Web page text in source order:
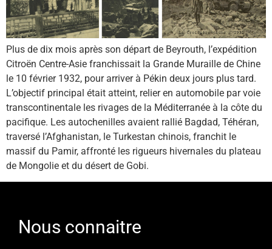
Plus de dix mois après son départ de Beyrouth, l’expédition
Citroën Centre-Asie franchissait la Grande Muraille de Chine
le 10 février 1932, pour arriver à Pékin deux jours plus tard.
L’objectif principal était atteint, relier en automobile par voie
transcontinentale les rivages de la Méditerranée à la côte du
pacifique. Les autochenilles avaient rallié Bagdad, Téhéran,
traversé l’Afghanistan, le Turkestan chinois, franchit le
massif du Pamir, affronté les rigueurs hivernales du plateau
de Mongolie et du désert de Gobi.
Nous connaitre